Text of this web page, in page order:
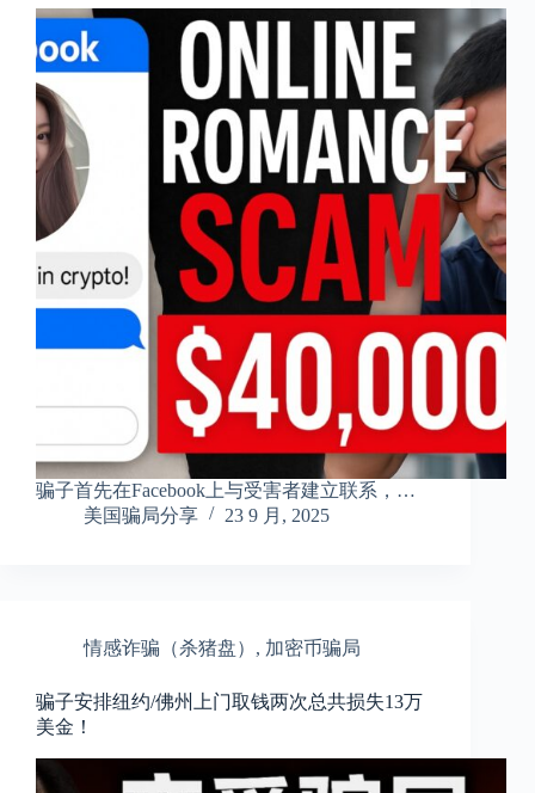
骗子首先在Facebook上与受害者建立联系，…
美国骗局分享
23 9 月, 2025
情感诈骗（杀猪盘） , 加密币骗局
骗子安排纽约/佛州上门取钱两次总共损失13万
美金！